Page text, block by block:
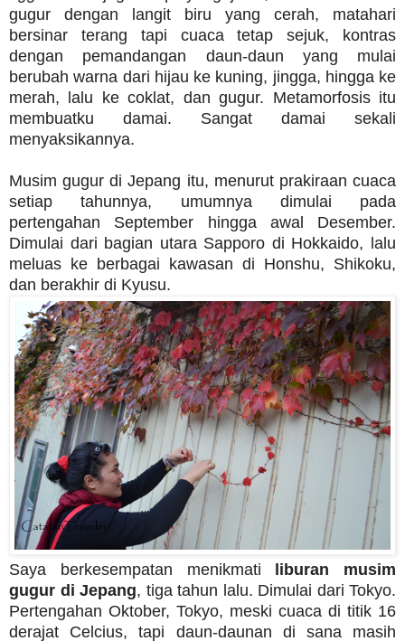
gugur dengan langit biru yang cerah, matahari
bersinar terang tapi cuaca tetap sejuk, kontras
dengan pemandangan daun-daun yang mulai
berubah warna dari hijau ke kuning, jingga, hingga ke
merah, lalu ke coklat, dan gugur. Metamorfosis itu
membuatku damai. Sangat damai sekali
menyaksikannya.
Musim gugur di Jepang itu, menurut prakiraan cuaca
setiap tahunnya, umumnya dimulai pada
pertengahan September hingga awal Desember.
Dimulai dari bagian utara Sapporo di Hokkaido, lalu
meluas ke berbagai kawasan di Honshu, Shikoku,
dan berakhir di Kyusu.
Saya berkesempatan menikmati liburan musim
gugur di Jepang, tiga tahun lalu. Dimulai dari Tokyo.
Pertengahan Oktober, Tokyo, meski cuaca di titik 16
derajat Celcius, tapi daun-daunan di sana masih